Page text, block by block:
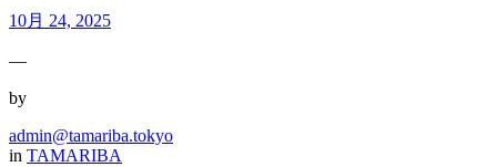
10月 24, 2025
—
by
admin@tamariba.tokyo
in TAMARIBA